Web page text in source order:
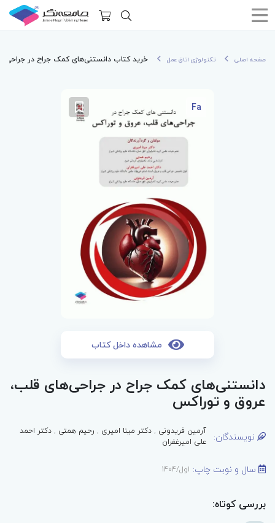
صفحه اصلی تکنولوژی اتاق عمل خرید کتاب داﻧﺴﺘﻨﯽﻫﺎی ﮐﻤﮏ ﺟﺮاح در
Fa
مشاهده داخل کتاب
داﻧﺴﺘﻨﯽﻫﺎی ﮐﻤﮏ ﺟﺮاح در ﺟﺮاﺣﯽﻫﺎی ﻗﻠﺐ،
ﻋﺮوق و ﺗﻮراﮐﺲ
نویسندگان: آرمین فریدونی ,دﮐﺘﺮ ﻣﯿﻨﺎ اﻣﯿﺮی , رﺣﯿﻢ ﻫﻤﺘﯽ ,دکتر اﺣﻤﺪ
ﻋﻠﯽ اﻣﯿﺮﻏﻔﺮان
سال و نوبت چاپ: اول/1404
بررسی کوتاه: